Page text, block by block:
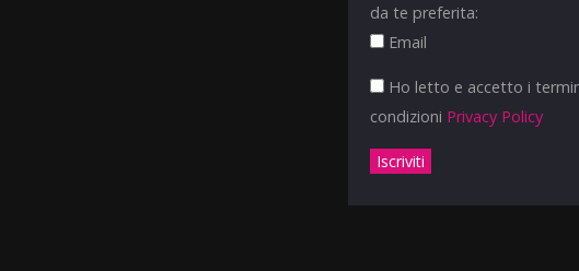
da te preferita:
Email
Ho letto e accetto i
condizioni Privacy Policy